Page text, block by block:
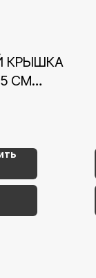
КРЫШКА
СМ